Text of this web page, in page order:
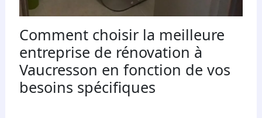
Comment choisir la meilleure
entreprise de rénovation à
Vaucresson en fonction de vos
besoins spécifiques